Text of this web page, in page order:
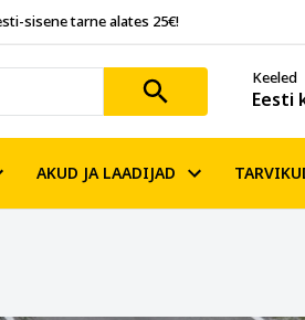
sisene tarne alates 25€!
Keeled
Eesti
AKUD JA LAADIJAD